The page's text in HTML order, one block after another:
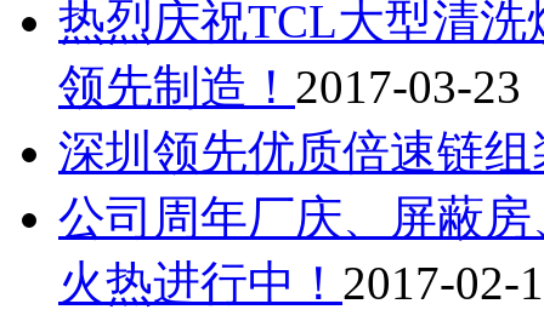
热烈庆祝TCL大型清
领先制造！ 2017-03-23
深圳领先优质倍速链
公司周年厂庆、屏蔽
火热进行中！ 2017-02-